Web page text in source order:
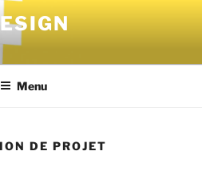
Menu
DE PROJET